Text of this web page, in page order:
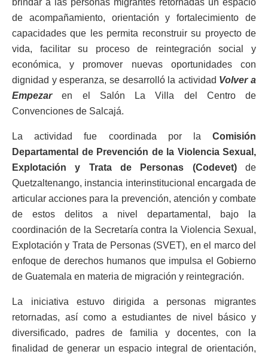
de acompañamiento, orientación y fortalecimiento de
capacidades que les permita reconstruir su proyecto de
vida, facilitar su proceso de reintegración social y
económica, y promover nuevas oportunidades con
dignidad y esperanza, se desarrolló la actividad Volver a
Empezar
en el Salón La Villa del Centro de
Convenciones de Salcajá.
La actividad fue coordinada por la Comisión
Departamental de Prevención de la Violencia Sexual,
Explotación y Trata de Personas (Codevet)de
Quetzaltenango, instancia interinstitucional encargada de
articular acciones para la prevención, atención y combate
de estos delitos a nivel departamental, bajo la
coordinación de la Secretaría contra la Violencia Sexual,
Explotación y Trata de Personas (SVET), en el marco del
enfoque de derechos humanos que impulsa el Gobierno
de Guatemala en materia de migración y reintegración.
La iniciativa estuvo dirigida a personas migrantes
retornadas, así como a estudiantes de nivel básico y
diversificado, padres de familia y docentes, con la
finalidad de generar un espacio integral de orientación,